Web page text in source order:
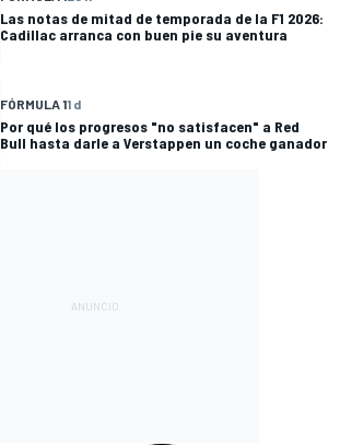
Las notas de mitad de temporada de la F1 2026:
Cadillac arranca con buen pie su aventura
FÓRMULA 11 d
Por qué los progresos "no satisfacen" a Red
Bull hasta darle a Verstappen un coche ganador